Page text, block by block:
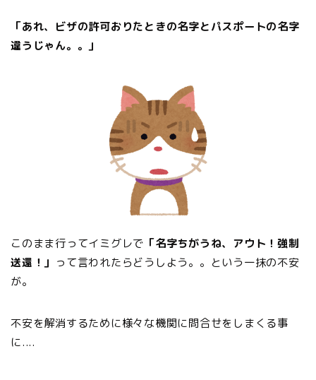
「あれ、ビザの許可おりたときの名字とパスポートの名字
違うじゃん。。」
このまま行ってイミグレで 「名字ちがうね、アウト！強制
送還！」 って言われたらどうしよう。。という一抹の不安
が。
不安を解消するために様々な機関に問合せをしまくる事
に....